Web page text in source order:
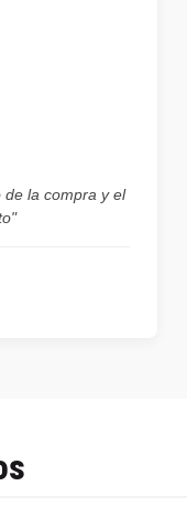
de la compra y el